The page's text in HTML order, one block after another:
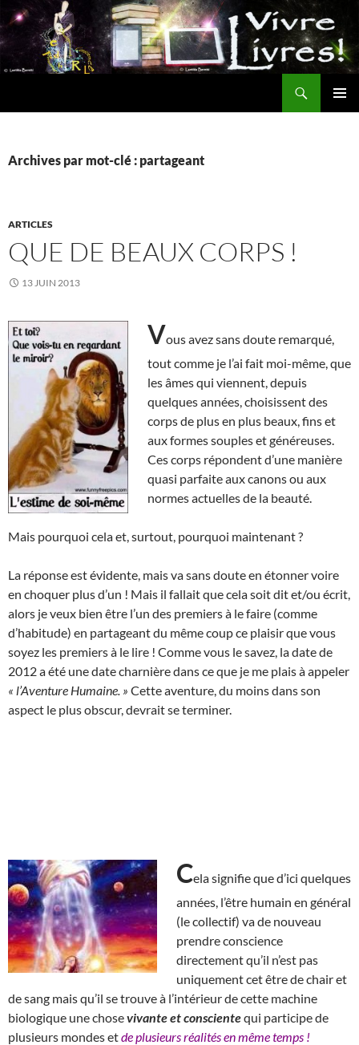
Aller
au
contenu
Archives par mot-clé : partageant
ARTICLES
QUE DE BEAUX CORPS !
13 JUIN 2013
Vous avez sans doute remarqué,
tout comme je l’ai fait moi-même, que
les âmes qui viennent, depuis
quelques années, choisissent des
corps de plus en plus beaux, fins et
aux formes souples et généreuses.
Ces corps répondent d’une manière
quasi parfaite aux canons ou aux
normes actuelles de la beauté.
Mais pourquoi cela et, surtout, pourquoi maintenant ?
La réponse est évidente, mais va sans doute en étonner voire
en choquer plus d’un ! Mais il fallait que cela soit dit et/ou écrit,
alors je veux bien être l’un des premiers à le faire (comme
d’habitude) en partageant du même coup ce plaisir que vous
soyez les premiers à le lire ! Comme vous le savez, la date de
2012 a été une date charnière dans ce que je me plais à appeler
« l’Aventure Humaine. » Cette aventure, du moins dans son
aspect le plus obscur, devrait se terminer.
Cela signifie que d’ici quelques
années, l’être humain en général
(le collectif) va de nouveau
prendre conscience
directement qu’il n’est pas
uniquement cet être de chair et
de sang mais qu’il se trouve à l’intérieur de cette machine
biologique une chosevivante et conscientequi participe de
plusieurs mondes etde plusieurs réalités en même temps !